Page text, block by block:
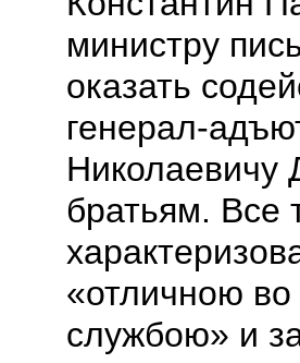
министру
оказать
генерал-
Николаевичу
братьям. Все
«отличною
службою» и